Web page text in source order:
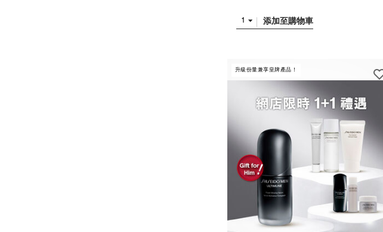
1 添加至購物車
升級份量兼享皇牌產品！